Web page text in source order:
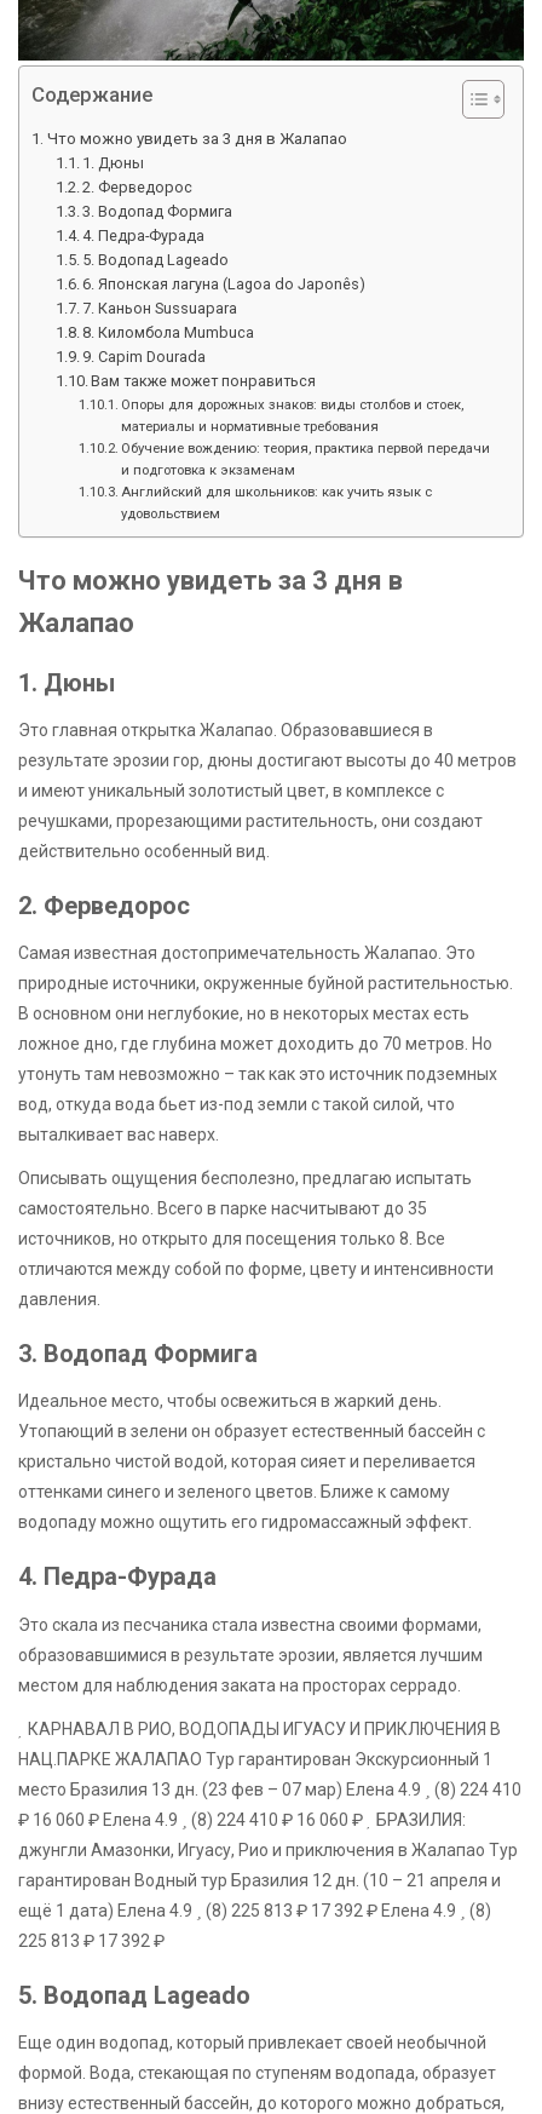
Содержание
Что можно увидеть за 3 дня в Жалапао
1. Дюны
2. Ферведорос
3. Водопад Формига
4. Педра-Фурада
5. Водопад Lageado
6. Японская лагуна (Lagoa do Japonês)
7. Каньон Sussuapara
8. Киломбола Mumbuca
9. Capim Dourada
Вам также может понравиться
Опоры для дорожных знаков: виды столбов и стоек,
материалы и нормативные требования
Обучение вождению: теория, практика первой передачи
и подготовка к экзаменам
Английский для школьников: как учить язык с
удовольствием
Что можно увидеть за 3 дня в
Жалапао
1. Дюны
Это главная открытка Жалапао. Образовавшиеся в
результате эрозии гор, дюны достигают высоты до 40 метров
и имеют уникальный золотистый цвет, в комплексе с
речушками, прорезающими растительность, они создают
действительно особенный вид.
2. Ферведорос
Самая известная достопримечательность Жалапао. Это
природные источники, окруженные буйной растительностью.
В основном они неглубокие, но в некоторых местах есть
ложное дно, где глубина может доходить до 70 метров. Но
утонуть там невозможно – так как это источник подземных
вод, откуда вода бьет из-под земли с такой силой, что
выталкивает вас наверх.
Описывать ощущения бесполезно, предлагаю испытать
самостоятельно. Всего в парке насчитывают до 35
источников, но открыто для посещения только 8. Все
отличаются между собой по форме, цвету и интенсивности
давления.
3. Водопад Формига
Идеальное место, чтобы освежиться в жаркий день.
Утопающий в зелени он образует естественный бассейн с
кристально чистой водой, которая сияет и переливается
оттенками синего и зеленого цветов. Ближе к самому
водопаду можно ощутить его гидромассажный эффект.
4. Педра-Фурада
Это скала из песчаника стала известна своими формами,
образовавшимися в результате эрозии, является лучшим
местом для наблюдения заката на просторах серрадо.
КАРНАВАЛ В РИО, ВОДОПАДЫ ИГУАСУ И ПРИКЛЮЧЕНИЯ В
НАЦ.ПАРКЕ ЖАЛАПАО Тур гарантирован Экскурсионный 1
место Бразилия 13 дн. (23 фев – 07 мар) Елена 4.9 (8) 224 410
₽ 16 060 ₽ Елена 4.9 (8) 224 410 ₽ 16 060 ₽
БРАЗИЛИЯ:
джунгли Амазонки, Игуасу, Рио и приключения в Жалапао Тур
гарантирован Водный тур Бразилия 12 дн. (10 – 21 апреля и
ещё 1 дата) Елена 4.9 (8) 225 813 ₽ 17 392 ₽ Елена 4.9
(8)
225 813 ₽ 17 392 ₽
5. Водопад Lageado
Еще один водопад, который привлекает своей необычной
формой. Вода, стекающая по ступеням водопада, образует
внизу естественный бассейн, до которого можно добраться,